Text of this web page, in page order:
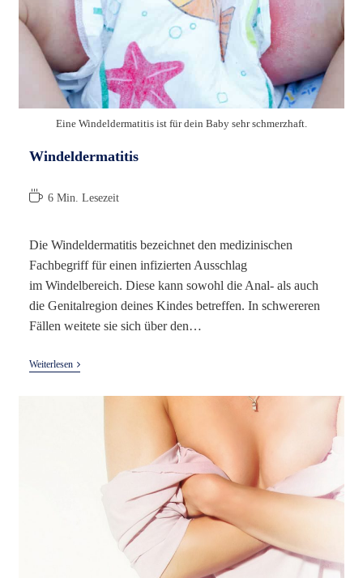
Eine Windeldermatitis ist für dein Baby sehr schmerzhaft.
Windeldermatitis
Lesedauer:
6 Min. Lesezeit
Die Windeldermatitis bezeichnet den medizinischen
Fachbegriff für einen infizierten Ausschlag
im Windelbereich. Diese kann sowohl die Anal- als auch
die Genitalregion deines Kindes betreffen. In schwereren
Fällen weitete sie sich über den…
WeiterlesenWindeldermatitis